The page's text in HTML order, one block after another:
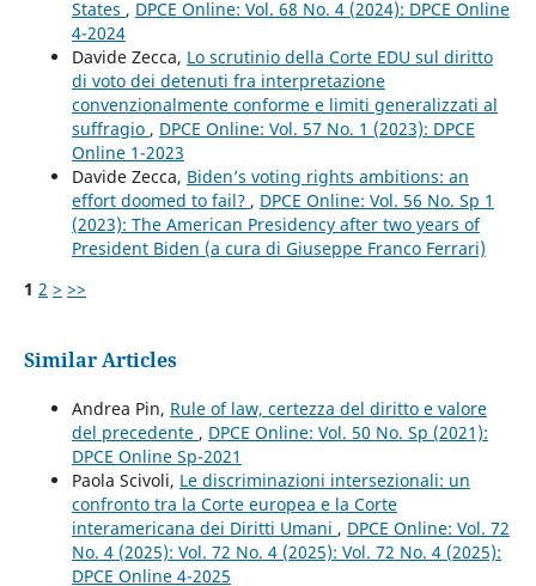
States , DPCE Online: Vol. 68 No. 4 (2024): DPCE Online
4-2024
Davide Zecca, Lo scrutinio della Corte EDU sul diritto
di voto dei detenuti fra interpretazione
convenzionalmente conforme e limiti generalizzati al
suffragio , DPCE Online: Vol. 57 No. 1 (2023): DPCE
Online 1-2023
Davide Zecca, Biden’s voting rights ambitions: an
effort doomed to fail? , DPCE Online: Vol. 56 No. Sp 1
(2023): The American Presidency after two years of
President Biden (a cura di Giuseppe Franco Ferrari)
1 2 > >>
Similar Articles
Andrea Pin, Rule of law, certezza del diritto e valore
del precedente , DPCE Online: Vol. 50 No. Sp (2021):
DPCE Online Sp-2021
Paola Scivoli, Le discriminazioni intersezionali: un
confronto tra la Corte europea e la Corte
interamericana dei Diritti Umani , DPCE Online: Vol. 72
No. 4 (2025): Vol. 72 No. 4 (2025): Vol. 72 No. 4 (2025):
DPCE Online 4-2025